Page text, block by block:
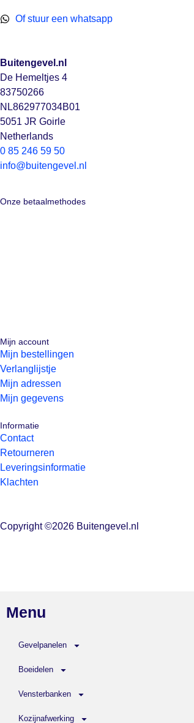
Of stuur een whatsapp
Buitengevel.nl
De Hemeltjes 4
83750266
NL862977034B01
5051 JR Goirle
Netherlands
0 85 246 59 50
info@buitengevel.nl
Onze betaalmethodes
Mijn account
Mijn bestellingen
Verlanglijstje
Mijn adressen
Mijn gegevens
Informatie
Contact
Retourneren
Leveringsinformatie
Klachten
Copyright ©2026 Buitengevel.nl
Menu
Gevelpanelen
Boeidelen
Vensterbanken
Kozijnafwerking